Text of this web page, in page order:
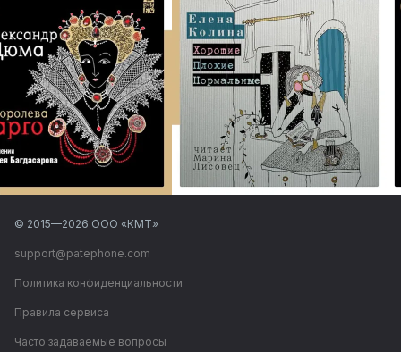
© 2015—2026 ООО «КМТ»
support@patephone.com
Политика конфиденциальности
Правила сервиса
Часто задаваемые вопросы